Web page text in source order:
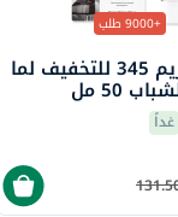
+9000 طلب
د. ألتيا كريم 345 للتخفيف لما
50 مل
غداً